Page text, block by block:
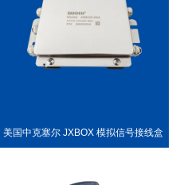
美国中克塞尔 JXBOX 模拟信号接线盒